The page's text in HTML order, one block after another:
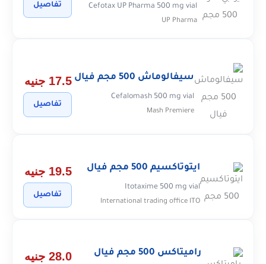
Cefotax UP Pharma 500 mg vial
UP Pharma
تفاصيل
سيفالوماش 500 مجم فيال
Cefalomash 500 mg vial
Mash Premiere
17.5 جنيه
تفاصيل
ايتوتاكسيم 500 مجم فيال
Itotaxime 500 mg vial
International trading office ITO
19.5 جنيه
تفاصيل
راميتاكس 500 مجم فيال 28.0 جنيه